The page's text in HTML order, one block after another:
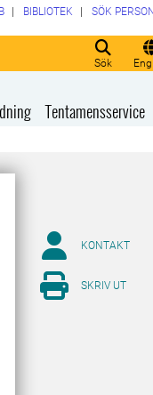
Sök
BIBLIOTEK SÖK
Tentamensservice
KONTAKT
SKRIV UT